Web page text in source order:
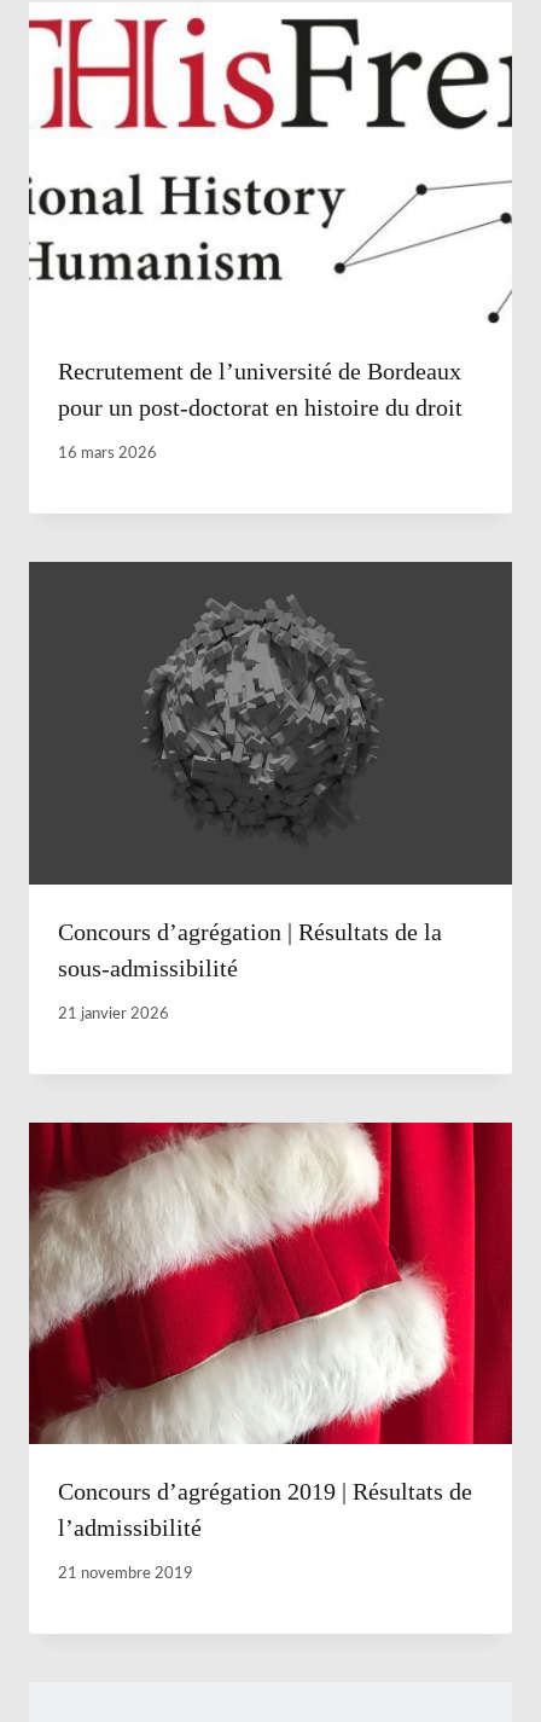
Recrutement de l’université de Bordeaux
pour un post-doctorat en histoire du droit
16 mars 2026
Concours d’agrégation | Résultats de la
sous-admissibilité
21 janvier 2026
Concours d’agrégation 2019 | Résultats de
l’admissibilité
21 novembre 2019